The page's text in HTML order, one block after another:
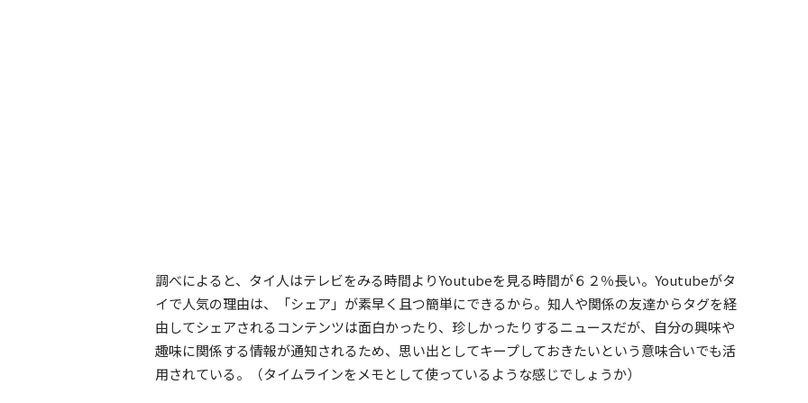
調べによると、タイ人はテレビをみる時間よりYoutubeを見る時間が６２％長い。Youtubeがタ
イで人気の理由は、「シェア」が素早く且つ簡単にできるから。知人や関係の友達からタグを経
由してシェアされるコンテンツは面白かったり、珍しかったりするニュースだが、自分の興味や
趣味に関係する情報が通知されるため、思い出としてキープしておきたいという意味合いでも活
用されている。（タイムラインをメモとして使っているような感じでしょうか）